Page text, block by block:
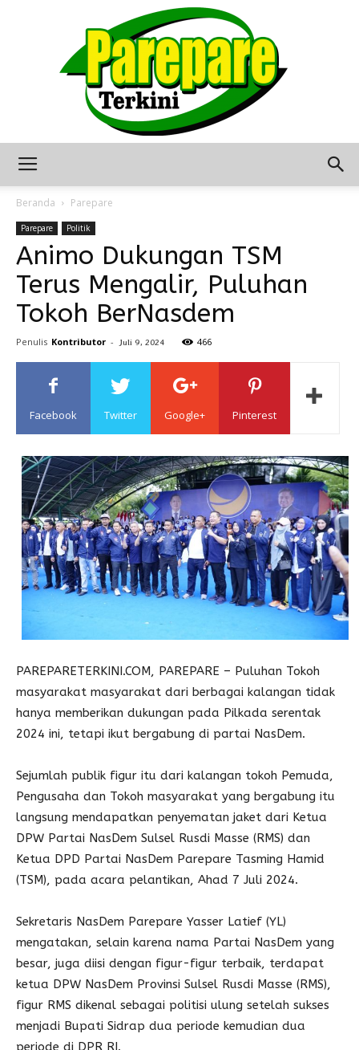
Terkini
Seputar
Sulawesi
Beranda Parepare
Parepare Politik
Animo Dukungan TSM
Terus Mengalir, Puluhan
Tokoh BerNasdem
Penulis Kontributor - Juli 9, 2024 466
Facebook Twitter Google+ Pinterest
PAREPARETERKINI.COM, PAREPARE – Puluhan Tokoh
masyarakat masyarakat dari berbagai kalangan tidak
hanya memberikan dukungan pada Pilkada serentak
2024 ini, tetapi ikut bergabung di partai NasDem.
Sejumlah publik figur itu dari kalangan tokoh Pemuda,
Pengusaha dan Tokoh masyarakat yang bergabung itu
langsung mendapatkan penyematan jaket dari Ketua
DPW Partai NasDem Sulsel Rusdi Masse (RMS) dan
Ketua DPD Partai NasDem Parepare Tasming Hamid
(TSM), pada acara pelantikan, Ahad 7 Juli 2024.
Sekretaris NasDem Parepare Yasser Latief (YL)
mengatakan, selain karena nama Partai NasDem yang
besar, juga diisi dengan figur-figur terbaik, terdapat
ketua DPW NasDem Provinsi Sulsel Rusdi Masse (RMS),
figur RMS dikenal sebagai politisi ulung setelah sukses
menjadi Bupati Sidrap dua periode kemudian dua
periode di DPR RI.